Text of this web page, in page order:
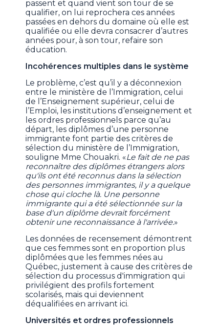
passent et quand vient son tour de se
qualifier, on lui reprochera ces années
passées en dehors du domaine où elle est
qualifiée ou elle devra consacrer d’autres
années pour, à son tour, refaire son
éducation.
Incohérences multiples dans le système
Le problème, c’est qu’il y a déconnexion
entre le ministère de l’Immigration, celui
de l’Enseignement supérieur, celui de
l’Emploi, les institutions d’enseignement et
les ordres professionnels parce qu’au
départ, les diplômes d’une personne
immigrante font partie des critères de
sélection du ministère de l’Immigration,
souligne Mme Chouakri. «Le fait de ne pas
reconnaître des diplômes étrangers alors
qu'ils ont été reconnus dans la sélection
des personnes immigrantes, il y a quelque
chose qui cloche là. Une personne
immigrante qui a été sélectionnée sur la
base d'un diplôme devrait forcément
obtenir une reconnaissance à l'arrivée.»
Les données de recensement démontrent
que ces femmes sont en proportion plus
diplômées que les femmes nées au
Québec, justement à cause des critères de
sélection du processus d'immigration qui
privilégient des profils fortement
scolarisés, mais qui deviennent
déqualifiées en arrivant ici.
Universités et ordres professionnels